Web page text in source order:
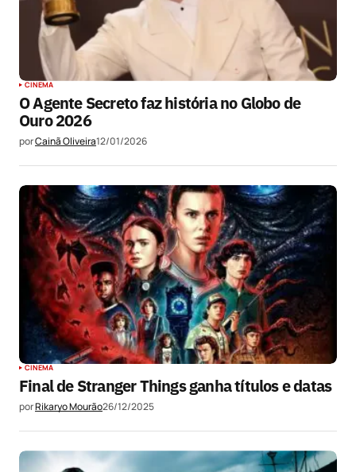
CINEMA
O Agente Secreto faz história no Globo de
Ouro 2026
porCainã Oliveira12/01/2026
CINEMA
Final de Stranger Things ganha títulos e datas
porRikaryo Mourão26/12/2025